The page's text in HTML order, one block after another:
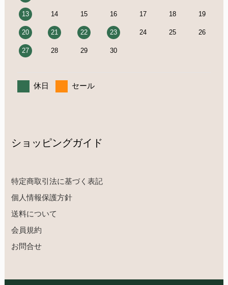
13 14 15 16 17 18 19
20 21 22 23 24 25 26
27 28 29 30
休日 セール
ショッピングガイド
特定商取引法に基づく表記
個人情報保護方針
送料について
会員規約
お問合せ